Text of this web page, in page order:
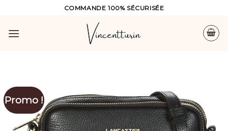
content
COMMANDE 100% SÉCURISÉE
Promo !